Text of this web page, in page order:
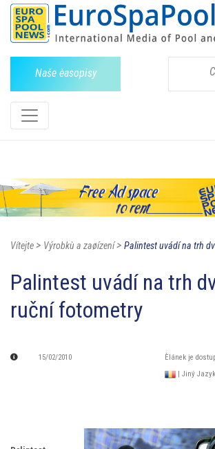
Naše èasopisy
Vítejte> Výrobkù a zaøízení> Palintest uvádí na trh
Palintest uvádí na trh
ruční fotometry
15/02/2010
Èlánek je
| Jiný Jazyk